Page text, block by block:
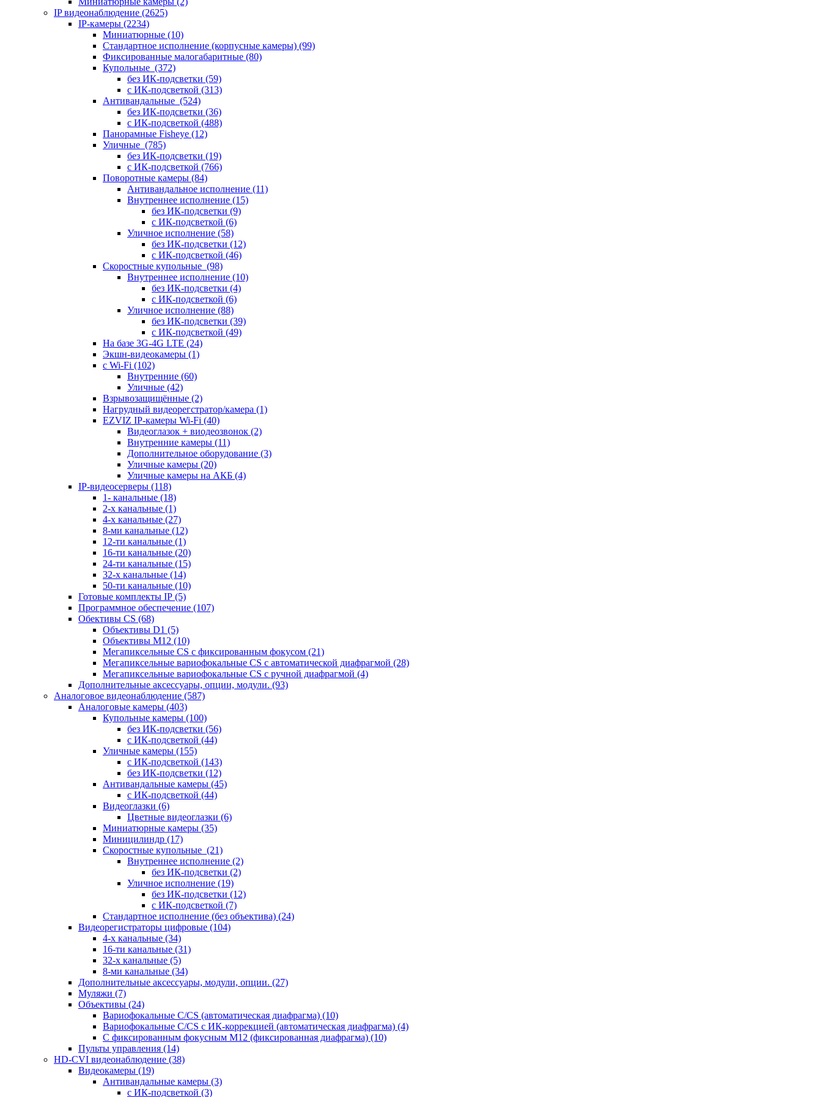
IP видеонаблюдение (2625)
IP-камеры (2234)
Миниатюрные (10)
Стандартное исполнение (корпусные камеры) (99)
Фиксированные малогабаритные (80)
Купольные (372)
без ИК-подсветки (59)
с ИК-подсветкой (313)
Антивандальные (524)
без ИК-подсветки (36)
с ИК-подсветкой (488)
Панорамные Fisheye (12)
Уличные (785)
без ИК-подсветки (19)
с ИК-подсветкой (766)
Поворотные камеры (84)
Антивандальное исполнение (11)
Внутреннее исполнение (15)
без ИК-подсветки (9)
с ИК-подсветкой (6)
Уличное исполнение (58)
без ИК-подсветки (12)
с ИК-подсветкой (46)
Скоростные купольные (98)
Внутреннее исполнение (10)
без ИК-подсветки (4)
с ИК-подсветкой (6)
Уличное исполнение (88)
без ИК-подсветки (39)
с ИК-подсветкой (49)
На базе 3G-4G LTE (24)
Экшн-видеокамеры (1)
с Wi-Fi (102)
Внутренние (60)
Уличные (42)
Взрывозащищённые (2)
Нагрудный видеорегстратор/камера (1)
EZVIZ IP-камеры Wi-Fi (40)
Видеоглазок + виодеозвонок (2)
Внутренние камеры (11)
Дополнительное оборудование (3)
Уличные камеры (20)
Уличные камеры на АКБ (4)
IP-видеосерверы (118)
1- канальные (18)
2-х канальные (1)
4-х канальные (27)
8-ми канальные (12)
12-ти канальные (1)
16-ти канальные (20)
24-ти канальные (15)
32-х канальные (14)
50-ти канальные (10)
Готовые комплекты IP (5)
Программное обеспечение (107)
Обективы CS (68)
Объективы D1 (5)
Объективы M12 (10)
Мегапиксельные CS c фиксированным фокусом (21)
Мегапиксельные вариофокальные CS c автоматической диафрагмой (28)
Мегапиксельные вариофокальные CS c ручной диафрагмой (4)
Дополнительные аксессуары, опции, модули. (93)
Аналоговое видеонаблюдение (587)
Аналоговые камеры (403)
Купольные камеры (100)
без ИК-подсветки (56)
с ИК-подсветкой (44)
Уличные камеры (155)
с ИК-подсветкой (143)
без ИК-подсветки (12)
Антивандальные камеры (45)
с ИК-подсветкой (44)
Видеоглазки (6)
Цветные видеоглазки (6)
Миниатюрные камеры (35)
Миницилиндр (17)
Скоростные купольные (21)
Внутреннее исполнение (2)
без ИК-подсветки (2)
Уличное исполнение (19)
без ИК-подсветки (12)
с ИК-подсветкой (7)
Стандартное исполнение (без объектива) (24)
Видеорегистраторы цифровые (104)
4-х канальные (34)
16-ти канальные (31)
32-х канальные (5)
8-ми канальные (34)
Дополнительные аксессуары, модули, опции. (27)
Муляжи (7)
Объективы (24)
Вариофокальные C/CS (автоматическая диафрагма) (10)
Вариофокальные C/CS с ИК-коррекцией (автоматическая диафрагма) (4)
С фиксированным фокусным М12 (фиксированная диафрагма) (10)
Пульты управления (14)
HD-CVI видеонаблюдение (38)
Видеокамеры (19)
Антивандальные камеры (3)
с ИК-подсветкой (3)